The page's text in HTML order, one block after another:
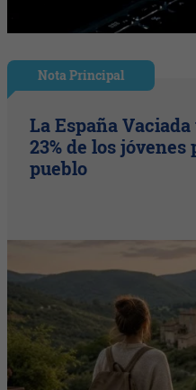
Nota Principal
La España
23% de los
pueblo